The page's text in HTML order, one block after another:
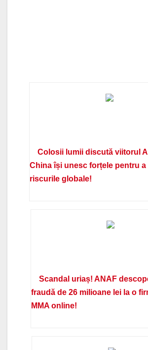
Colosii lumii discută viitorul
China își unesc forțele pentru
riscurile globale!
Scandal uriaș! ANAF
fraudă de 26 milioane lei la o
MMA online!